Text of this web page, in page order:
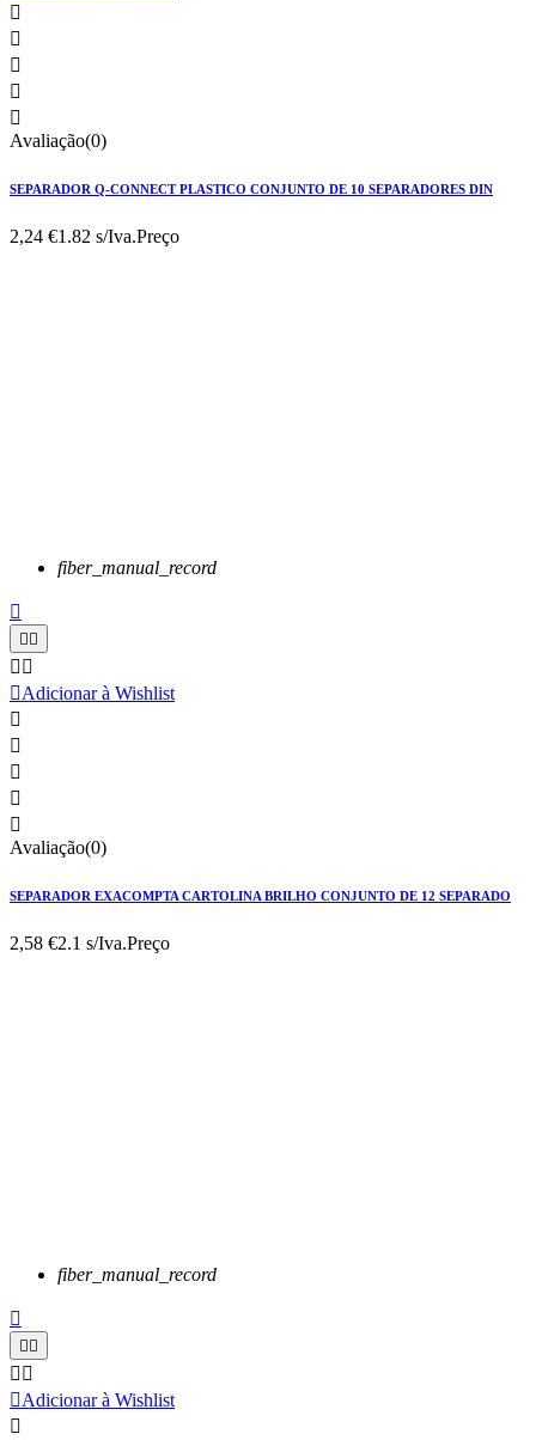





Avaliação(0)
SEPARADOR Q-CONNECT PLASTICO CONJUNTO DE 10 SEPARADORES DIN
2,24 €1.82 s/Iva.Preço
fiber_manual_record


 
Adicionar à Wishlist





Avaliação(0)
SEPARADOR EXACOMPTA CARTOLINA BRILHO CONJUNTO DE 12 SEPARADO
2,58 €2.1 s/Iva.Preço
fiber_manual_record


 
Adicionar à Wishlist
